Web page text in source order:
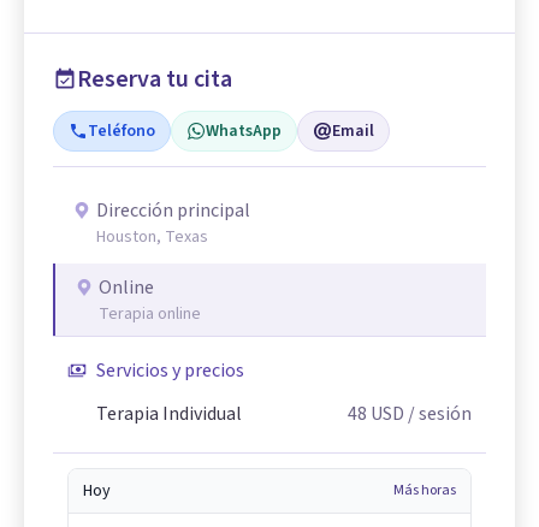
Reserva tu cita
Teléfono WhatsApp Email
Dirección principal
Houston, Texas
Online
Terapia online
Servicios y precios
Terapia Individual
48 USD / sesión
Hoy Más horas